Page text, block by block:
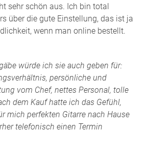
sehr schön aus. Ich bin total
über die gute Einstellung, das ist ja
wenn man online bestellt.
würde ich sie auch geben für:
persönliche und
vom Chef, nettes Personal, tolle
dem Kauf hatte ich das Gefühl,
mich perfekten Gitarre nach Hause
telefonisch einen Termin